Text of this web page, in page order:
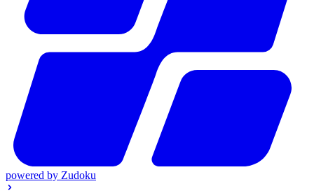
powered by Zudoku